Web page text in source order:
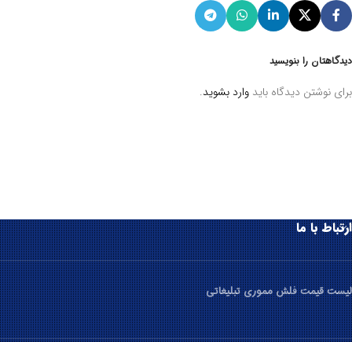
دیدگاهتان را بنویسید
برای نوشتن دیدگاه باید وارد بشوید.
ارتباط با ما
لیست قیمت فلش مموری تبلیغاتی